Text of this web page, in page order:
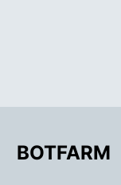
BOTFARM